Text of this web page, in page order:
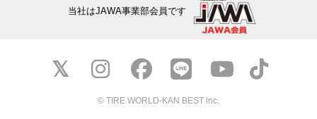
当社はJAWA事業部会員です
© TIRE WORLD-KAN BEST inc.